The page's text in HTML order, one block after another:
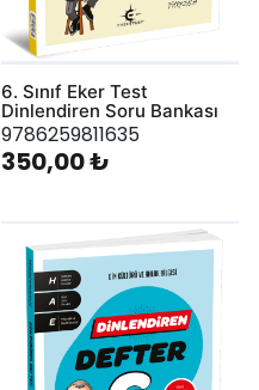
6. Sınıf Eker Test
Dinlendiren Soru Bankası
9786259811635
350,00 ₺